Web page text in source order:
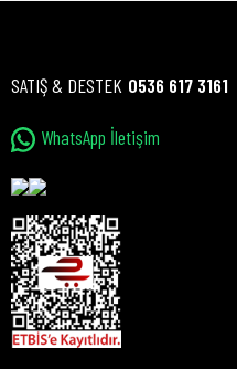
SATIŞ & DESTEK 0536 617 3161
WhatsApp İletişim